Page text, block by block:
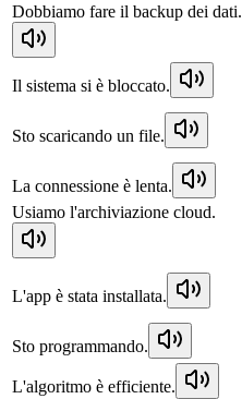
Dobbiamo fare il backup dei dati.
Il sistema si è bloccato.
Sto scaricando un file.
La connessione è lenta.
Usiamo l'archiviazione cloud.
L'app è stata installata.
Sto programmando.
L'algoritmo è efficiente.